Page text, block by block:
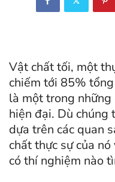
Vật chất tối, một
chiếm tới 85%
là một trong
hiện đại. Dù chúng
dựa trên các quan
chất thực sự của
có thí nghiệm nào